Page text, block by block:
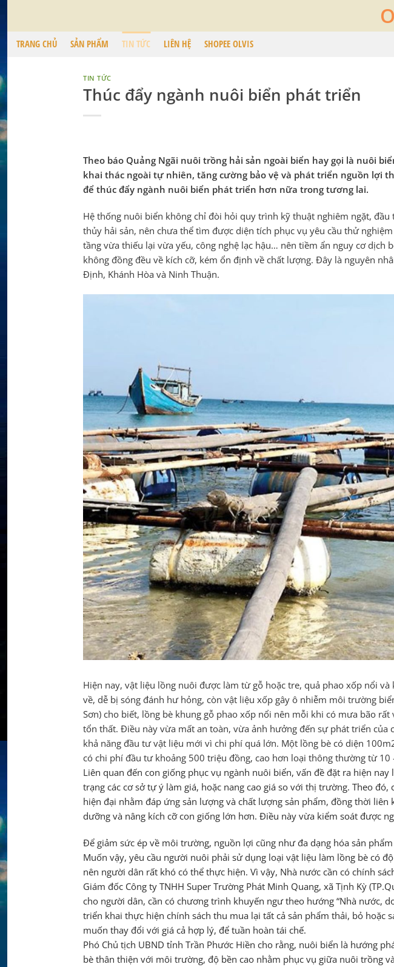
nội
dung
TRANG CHỦ SẢN PHẨM TIN TỨC LIÊN HỆ SHOPEE OLVIS
TIN TỨC
Thúc đẩy ngành nuôi biển phát triển
Theo báo Quảng Ngãi nuôi trồng hải sản ngoài biển hay gọi là nuôi
khai thác ngoài tự nhiên, tăng cường bảo vệ và phát triển nguồn lợi
để thúc đẩy ngành nuôi biển phát triển hơn nữa trong tương lai.
Hệ thống nuôi biển không chỉ đòi hỏi quy trình kỹ thuật nghiêm ngặt,
thủy hải sản, nên chưa thể tìm được diện tích phục vụ yêu cầu thử
tầng vừa thiếu lại vừa yếu, công nghệ lạc hậu… nên tiềm ẩn nguy cơ
không đồng đều về kích cỡ, kém ổn định về chất lượng. Đây là nguyên
Định, Khánh Hòa và Ninh Thuận.
Hiện nay, vật liệu lồng nuôi được làm từ gỗ hoặc tre, quả phao xốp nổi
về, dễ bị sóng đánh hư hỏng, còn vật liệu xốp gây ô nhiễm môi trường
Sơn) cho biết, lồng bè khung gỗ phao xốp nổi nên mỗi khi có mưa bão
tổn thất. Điều này vừa mất an toàn, vừa ảnh hưởng đến sự phát triển
khả năng đầu tư vật liệu mới vì chi phí quá lớn. Một lồng bè có diện
có chi phí đầu tư khoảng 500 triệu đồng, cao hơn loại thông thường từ 10
Liên quan đến con giống phục vụ ngành nuôi biển, vấn đề đặt ra hiện
trạng các cơ sở tự ý làm giá, hoặc nang cao giá so với thị trường. Theo
hiện đại nhằm đáp ứng sản lượng và chất lượng sản phẩm, đồng thời
dưỡng và nâng kích cỡ con giống lớn hơn. Điều này vừa kiểm soát được
Để giảm sức ép về môi trường, nguồn lợi cũng như đa dạng hóa sản
Muốn vậy, yêu cầu người nuôi phải sử dụng loại vật liệu làm lồng bè có
nên người dân rất khó có thể thực hiện. Vì vậy, Nhà nước cần có chính
Giám đốc Công ty TNHH Super Trường Phát Minh Quang, xã Tịnh Kỳ
cho người dân, cần có chương trình khuyến ngư theo hướng “Nhà nước,
triển khai thực hiện chính sách thu mua lại tất cả sản phẩm thải, bỏ hoặc
muốn thay đổi với giá cả hợp lý, để tuần hoàn tái chế.
Phó Chủ tịch UBND tỉnh Trần Phước Hiền cho rằng, nuôi biển là hướng
bè thân thiện với môi trường, độ bền cao nhằm phục vụ giữa nuôi trồng